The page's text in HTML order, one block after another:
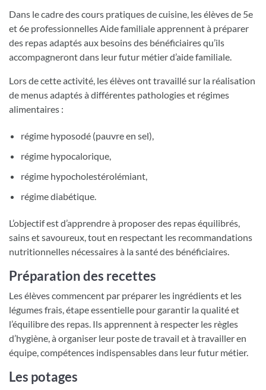
Dans le cadre des cours pratiques de cuisine, les élèves de 5e
et 6e professionnelles Aide familiale apprennent à préparer
des repas adaptés aux besoins des bénéficiaires qu’ils
accompagneront dans leur futur métier d’aide familiale.
Lors de cette activité, les élèves ont travaillé sur la réalisation
de menus adaptés à différentes pathologies et régimes
alimentaires :
régime hyposodé (pauvre en sel),
régime hypocalorique,
régime hypocholestérolémiant,
régime diabétique.
L’objectif est d’apprendre à proposer des repas équilibrés,
sains et savoureux, tout en respectant les recommandations
nutritionnelles nécessaires à la santé des bénéficiaires.
Préparation des recettes
Les élèves commencent par préparer les ingrédients et les
légumes frais, étape essentielle pour garantir la qualité et
l’équilibre des repas. Ils apprennent à respecter les règles
d’hygiène, à organiser leur poste de travail et à travailler en
équipe, compétences indispensables dans leur futur métier.
Les potages